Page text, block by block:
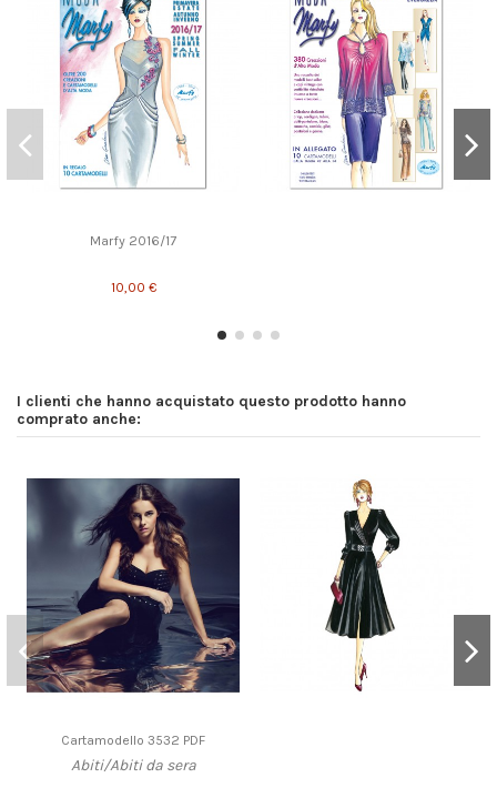
Marfy 2016/17
10,00 €
I clienti che hanno acquistato questo prodotto hanno
comprato anche:
Cartamodello 3532 PDF
Abiti/Abiti da sera